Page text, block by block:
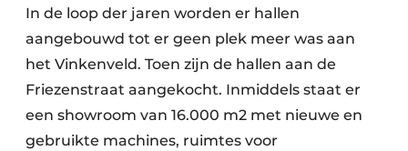
In de loop der jaren worden er hallen
aangebouwd tot er geen plek meer was aan
het Vinkenveld. Toen zijn de hallen aan de
Friezenstraat aangekocht. Inmiddels staat er
een showroom van 16.000 m2 met nieuwe en
gebruikte machines, ruimtes voor